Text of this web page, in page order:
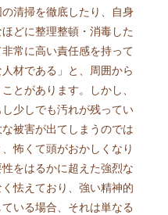
清掃を徹底したり、自身
どに整理整頓・消毒した
常に高い責任感を持って
材である」と、周囲から
とがあります。しかし、
少しでも汚れが残ってい
被害が出てしまうのでは
怖くて頭がおかしくなり
をはるかに超えた強烈な
怯えており、強い精神的
いる場合、それは単なる